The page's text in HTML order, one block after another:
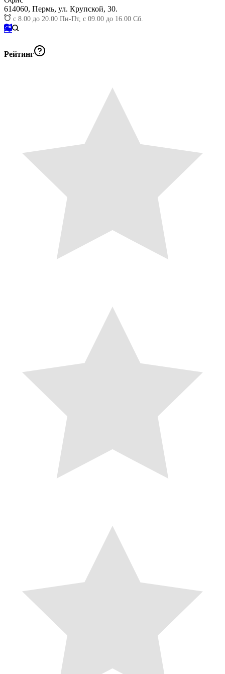
614060, Пермь, ул. Крупской, 30.
с 8.00 до 20.00 Пн-Пт, c 09.00 до 16.00 Сб.
Рейтинг